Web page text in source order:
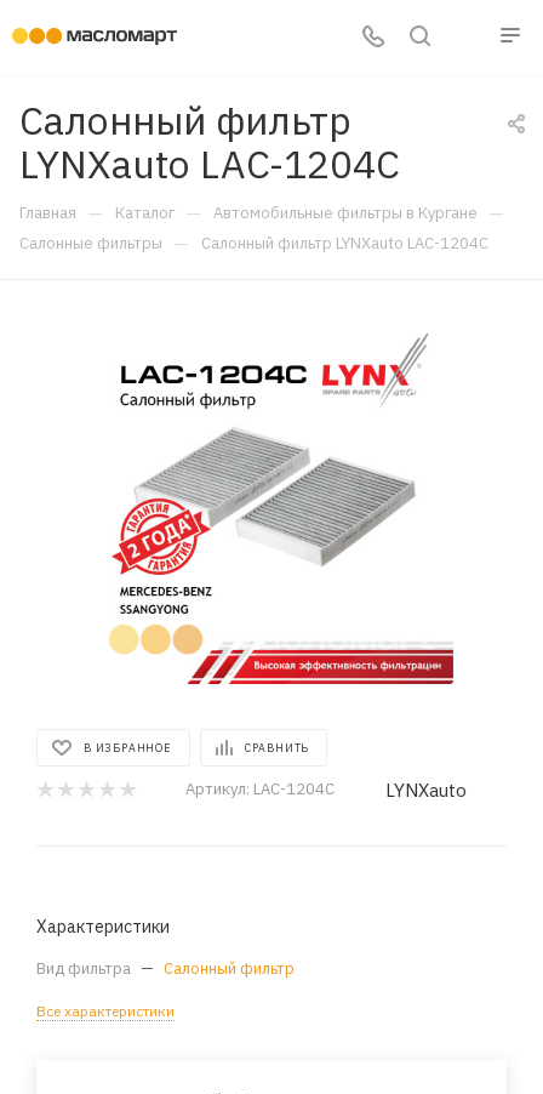
Салонный фильтр
LYNXauto LAC-1204C
Главная — Каталог — Автомобильные фильтры в Кургане —
Салонные фильтры — Салонный фильтр LYNXauto LAC-1204C
В ИЗБРАННОЕ СРАВНИТЬ
Артикул: LAC-1204C LYNXauto
Характеристики
Вид фильтра — Салонный фильтр
Все характеристики